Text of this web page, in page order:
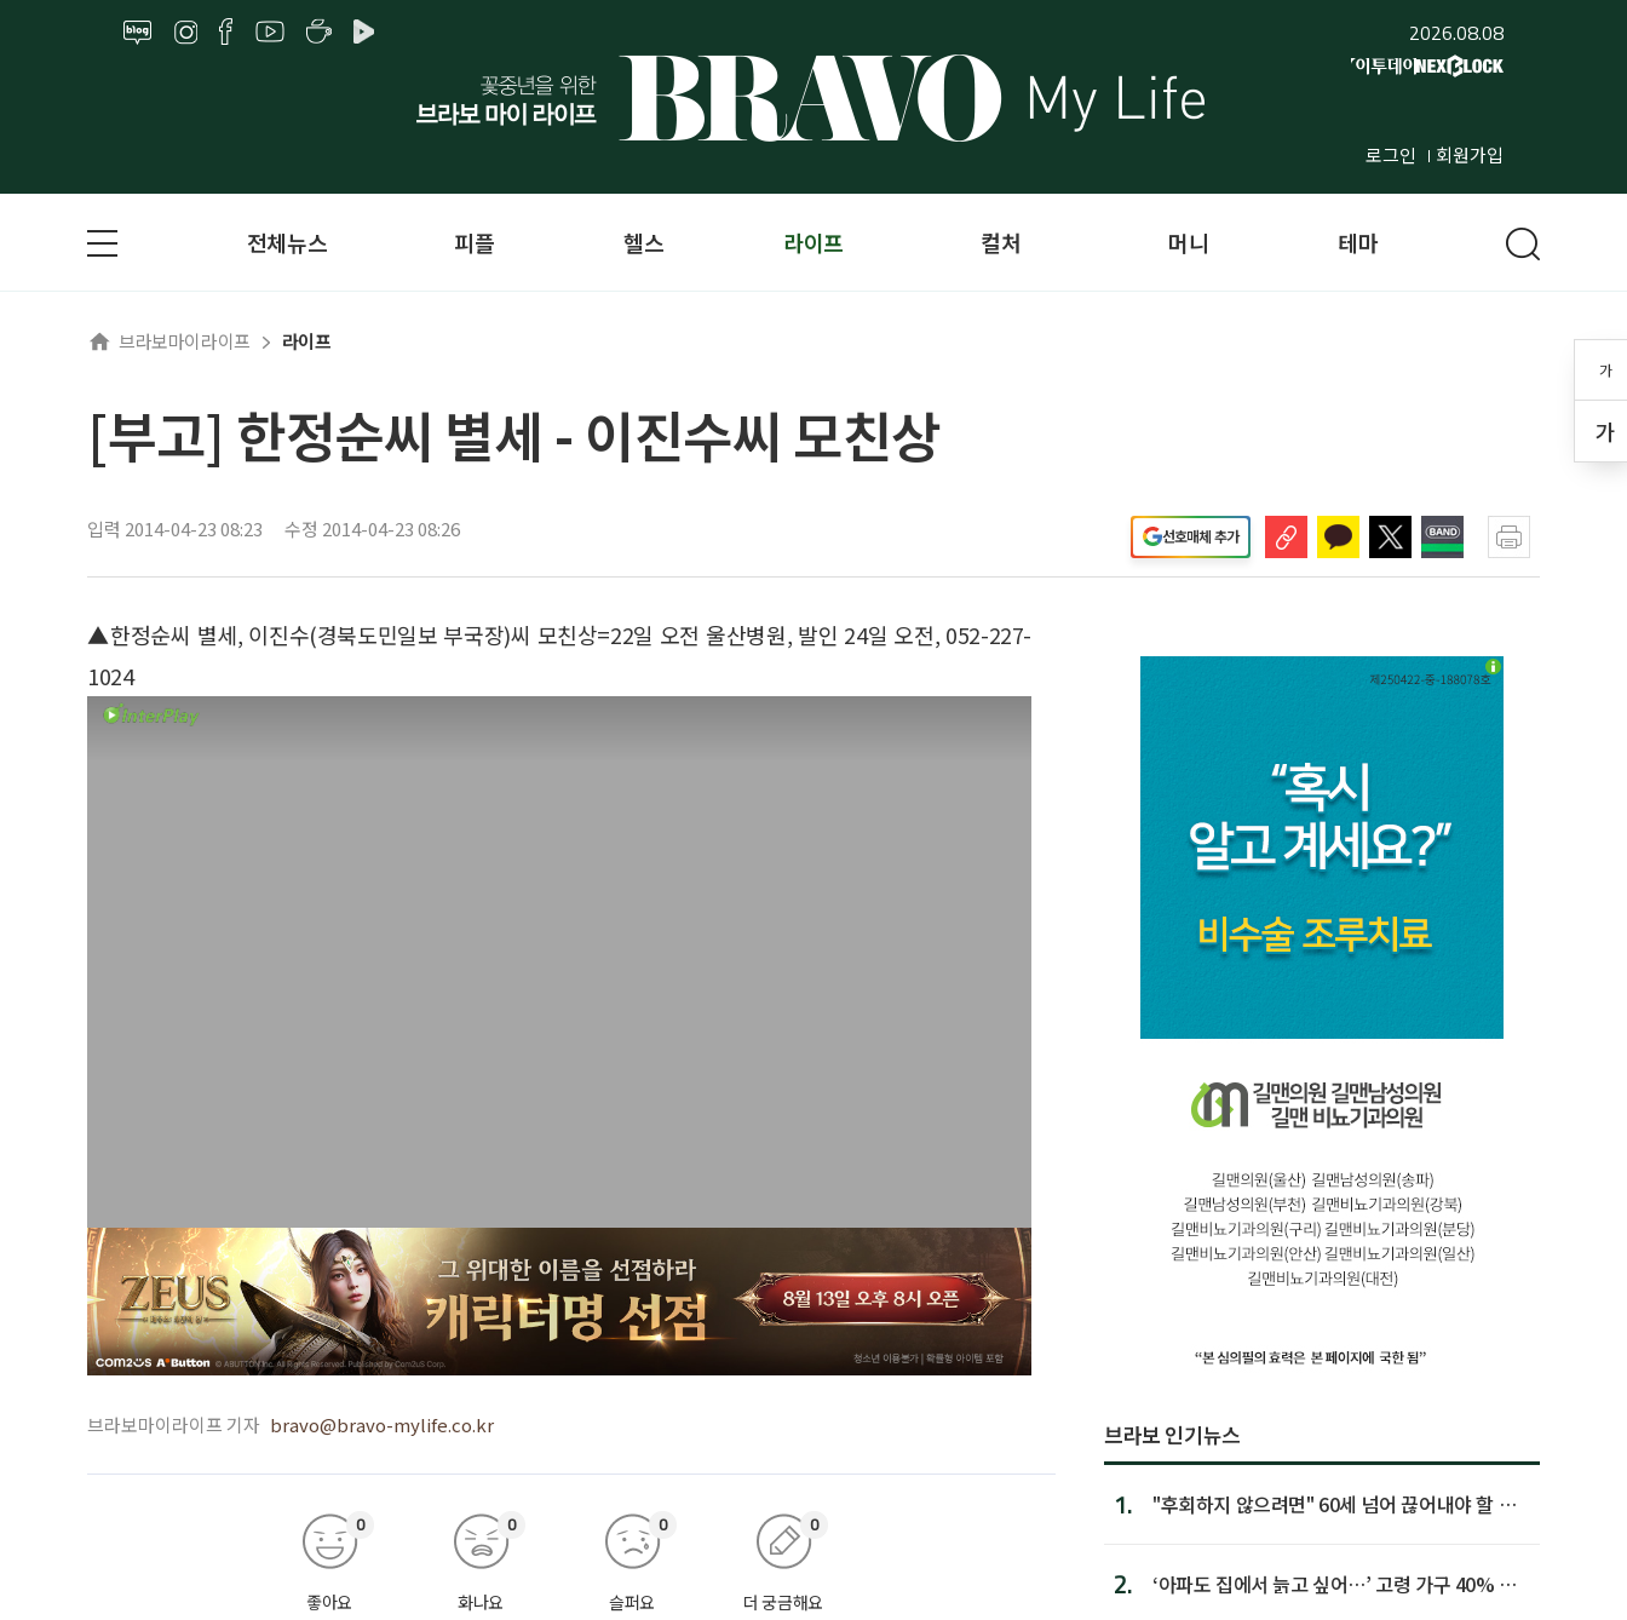
2026.08.08
로그인 회원가입
가
가
전체뉴스 피플 헬스 라이프 컬처 머니 테마
브라보마이라이프 라이프
[부고] 한정순씨 별세 - 이진수씨 모친상
입력 2014-04-23 08:23 수정 2014-04-23 08:26 선호매체 추가
▲한정순씨 별세, 이진수(경북도민일보 부국장)씨 모친상=22일 오전 울산병원, 발인 24일 오전, 052-227-
1024
브라보마이라이프 기자 bravo@bravo-mylife.co.kr
좋아요
0
화나요
0
슬퍼요
0
더 궁금해요
0
브라보 인기뉴스
1.
"후회하지 않으려면" 60세 넘어 끊어내야 할 사
2.
‘아파도 집에서 늙고 싶어…’ 고령 가구 40% 노